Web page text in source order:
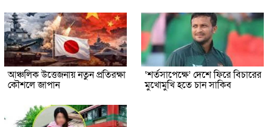
আঞ্চলিক উত্তেজনায় নতুন প্রতিরক্ষা
কৌশলে জাপান
‘শর্তসাপেক্ষে’ দেশে ফিরে বিচারের
মুখোমুখি হতে চান সাকিব